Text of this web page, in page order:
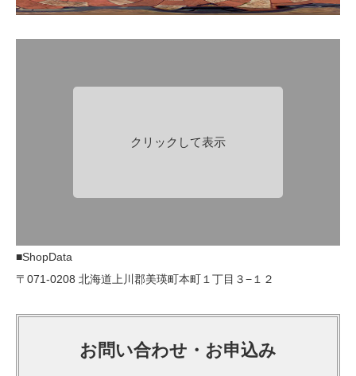
クリックして表示
■ShopData
〒071-0208 北海道上川郡美瑛町本町１丁目３−１２
お問い合わせ・お申込み